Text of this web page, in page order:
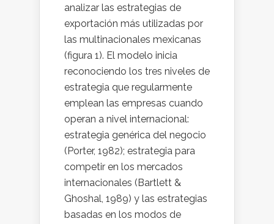
analizar las estrategias de
exportación más utilizadas por
las multinacionales mexicanas
(figura 1). El modelo inicia
reconociendo los tres niveles de
estrategia que regularmente
emplean las empresas cuando
operan a nivel internacional:
estrategia genérica del negocio
(Porter, 1982); estrategia para
competir en los mercados
internacionales (Bartlett &
Ghoshal, 1989) y las estrategias
basadas en los modos de